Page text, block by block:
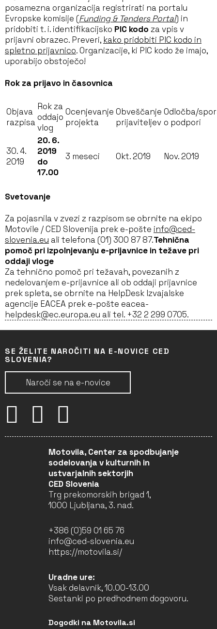
posamezna organizacija registrirati na portalu
Evropske komisije (Funding & Tenders Portal) in
pridobiti t. i. identifikacijsko PIC kodo za vpis v
prijavni obrazec. Preveri, kako pridobiti PIC kodo in
spletno prijavnico. Organizacije, ki PIC kodo že imajo,
uporabijo obstoječo!
Rok za prijavo in časovnica
Objava
razpisa
Rok za
oddajo
vlog
Ocenjevanje
projekta
Obveščanje
prijaviteljev
Odločba/
o podpori
30. 4.
2019
20. 6.
2019
do
17.00
3 meseci Okt. 2019 Nov. 2019
Svetovanje
Za pojasnila v zvezi z razpisom se obrnite na ekipo
Motovile / CED Slovenija prek e-pošte info@ced-
slovenia.eu ali telefona (01) 300 87 87.Tehnična
pomoč pri izpolnjevanju e-prijavnice in težave pri
oddaji vloge
Za tehnično pomoč pri težavah, povezanih z
nedelovanjem e-prijavnice ali ob oddaji prijavnice
prek spleta, se obrnite na HelpDesk Izvajalske
agencije EACEA prek e-pošte eacea-
helpdesk@ec.europa.eu ali tel. +32 2 299 0705.
SE ŽELITE NAROČITI NA E-NOVICE CED
SLOVENIA?
Naroči se na e-novice
Motovila, Center za spodbujanje
sodelovanja v kulturnih in
ustvarjalnih sektorjih
CED Slovenia
Trg prekomorskih brigad 1,
1000 Ljubljana, 3. nad.
+386 (0)59 01 65 76
info@ced-slovenia.eu
https://motovila.si/
Uradne ure:
Vsak delavnik, 10.00-13.00
Sestanki po predhodnem dogovoru.
Dogodki na Motovila.si